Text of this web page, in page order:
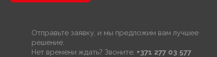
Отправьте заявку, и мы предложим вам лучшее
решение.
Нет времени ждать? Звоните: +371 277 03 577